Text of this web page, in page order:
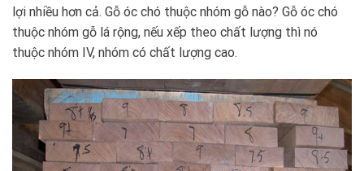
lợi nhiều hơn cả. Gỗ óc chó thuộc nhóm gỗ nào? Gỗ óc chó
thuộc nhóm gỗ lá rộng, nếu xếp theo chất lượng thì nó
thuộc nhóm IV, nhóm có chất lượng cao.